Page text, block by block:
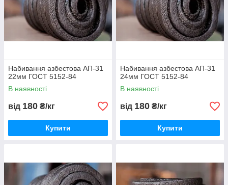
Набивання азбестова АП-31
22мм ГОСТ 5152-84
В наявності
від 180 ₴/кг
Купити
Набивання азбестова АП-31
24мм ГОСТ 5152-84
В наявності
від 180 ₴/кг
Купити